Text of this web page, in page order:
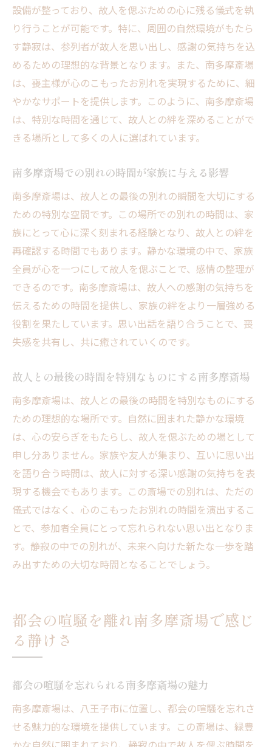
設備が整っており、故人を偲ぶための心に残る儀式を執
り行うことが可能です。特に、周囲の自然環境がもたら
す静寂は、参列者が故人を思い出し、感謝の気持ちを込
めるための理想的な背景となります。また、南多摩斎場
は、喪主様が心のこもったお別れを実現するために、細
やかなサポートを提供します。このように、南多摩斎場
は、特別な時間を通じて、故人との絆を深めることがで
きる場所として多くの人に選ばれています。
南多摩斎場での別れの時間が家族に与える影響
南多摩斎場は、故人との最後の別れの瞬間を大切にする
ための特別な空間です。この場所での別れの時間は、家
族にとって心に深く刻まれる経験となり、故人との絆を
再確認する時間でもあります。静かな環境の中で、家族
全員が心を一つにして故人を偲ぶことで、感情の整理が
できるのです。南多摩斎場は、故人への感謝の気持ちを
伝えるための時間を提供し、家族の絆をより一層強める
役割を果たしています。思い出話を語り合うことで、喪
失感を共有し、共に癒されていくのです。
故人との最後の時間を特別なものにする南多摩斎場
南多摩斎場は、故人との最後の時間を特別なものにする
ための理想的な場所です。自然に囲まれた静かな環境
は、心の安らぎをもたらし、故人を偲ぶための場として
申し分ありません。家族や友人が集まり、互いに思い出
を語り合う時間は、故人に対する深い感謝の気持ちを表
現する機会でもあります。この斎場での別れは、ただの
儀式ではなく、心のこもったお別れの時間を演出するこ
とで、参加者全員にとって忘れられない思い出となりま
す。静寂の中での別れが、未来へ向けた新たな一歩を踏
み出すための大切な時間となることでしょう。
都会の喧騒を離れ南多摩斎場で感じ
る静けさ
都会の喧騒を忘れられる南多摩斎場の魅力
南多摩斎場は、八王子市に位置し、都会の喧騒を忘れさ
せる魅力的な環境を提供しています。この斎場は、緑豊